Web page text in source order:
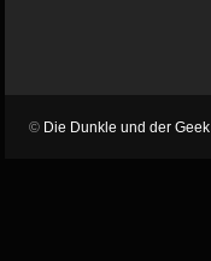
© Die Dunkle und der Geek